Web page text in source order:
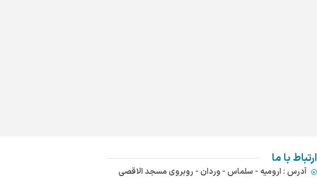
ارتباط با ما
آدرس : ارومیه - سلماس - وردان - روبروی مسجد الاقصی